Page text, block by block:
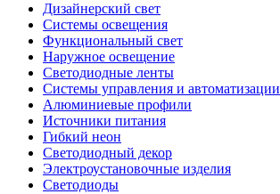
Дизайнерский свет
Системы освещения
Функциональный свет
Наружное освещение
Светодиодные ленты
Системы управления и автоматизации
Алюминиевые профили
Источники питания
Гибкий неон
Светодиодный декор
Электроустановочные изделия
Светодиоды